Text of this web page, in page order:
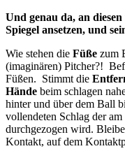
Und genau da, an
Spiegel ansetzen, und
Wie stehen die Füße zum
(imaginären) Pitcher?!
Füßen. Stimmt die
Hände beim schlagen
hinter und über dem Ball
vollendeten Schlag der
durchgezogen wird.
Kontakt, auf dem